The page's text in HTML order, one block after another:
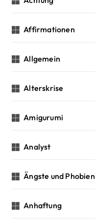
t
i
o
Affirmationen
Allgemein
Alterskrise
Amigurumi
Analyst
Ängste und Phobien
Anhaftung